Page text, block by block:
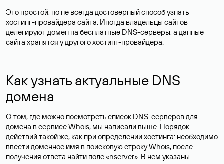
Это простой, но не всегда достоверный способ узнать
хостинг-провайдера сайта. Иногда владельцы сайтов
делегируют домен на бесплатные DNS-серверы, а данные
сайта хранятся у другого хостинг-провайдера.
Как узнать актуальные DNS
домена
О том, где можно посмотреть список DNS-серверов для
домена в сервисе Whois, мы написали выше. Порядок
действий такой же, как при определении хостинга: необходимо
ввести доменное имя в поисковую строку Whois, после
получения ответа найти поле «nserver». В нем указаны